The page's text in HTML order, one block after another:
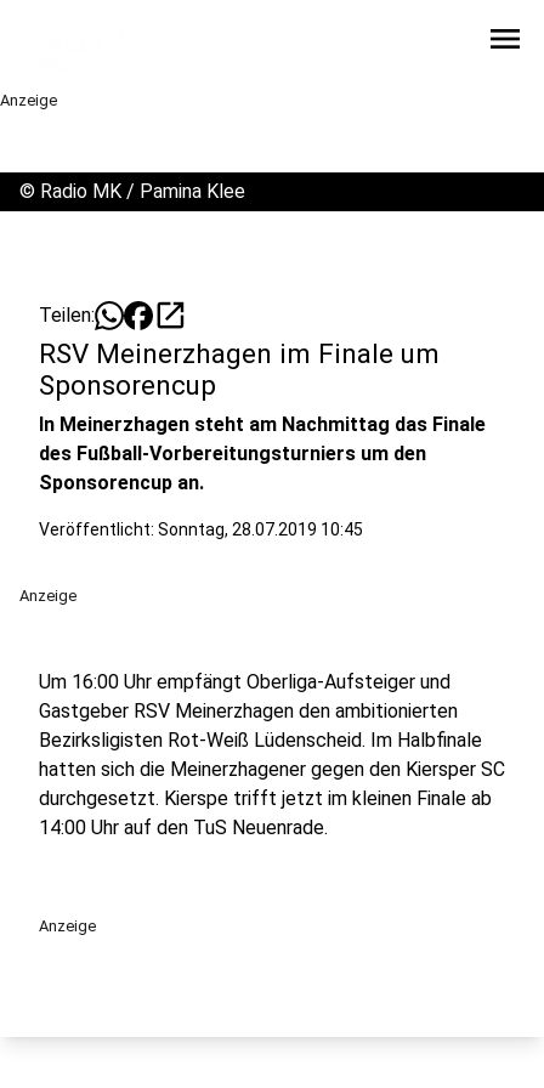
menu
Anzeige
© Radio MK / Pamina Klee
Teilen: open_in_new
RSV Meinerzhagen im Finale um
Sponsorencup
In Meinerzhagen steht am Nachmittag das Finale
des Fußball-Vorbereitungsturniers um den
Sponsorencup an.
Veröffentlicht: Sonntag, 28.07.2019 10:45
Anzeige
Um 16:00 Uhr empfängt Oberliga-Aufsteiger und
Gastgeber RSV Meinerzhagen den ambitionierten
Bezirksligisten Rot-Weiß Lüdenscheid. Im Halbfinale
hatten sich die Meinerzhagener gegen den Kiersper SC
durchgesetzt. Kierspe trifft jetzt im kleinen Finale ab
14:00 Uhr auf den TuS Neuenrade.
Anzeige